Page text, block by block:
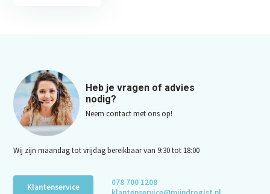
Heb je vragen of advies
nodig?
Neem contact met ons op!
Wij zijn maandag tot vrijdag bereikbaar van 9:30 tot 18:00
Klantenservice
078 700 1208